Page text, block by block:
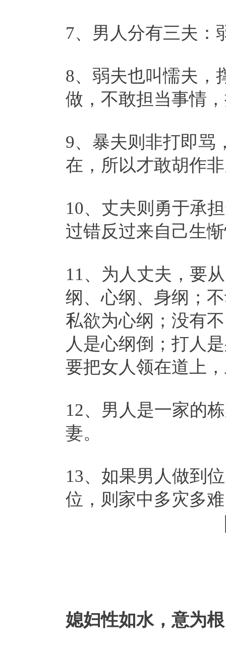
7、男人分有三夫：
8、弱夫也叫懦夫，
做，不敢担当事情
9、暴夫则非打即骂
在，所以才敢胡作
10、丈夫则勇于承
过错反过来自己生
11、为人丈夫，要
纲、心纲、身纲；
私欲为心纲；没有
人是心纲倒；打人
要把女人领在道上
12、男人是一家的
妻。
13、如果男人做到
位，则家中多灾多
媳妇性如水，意为